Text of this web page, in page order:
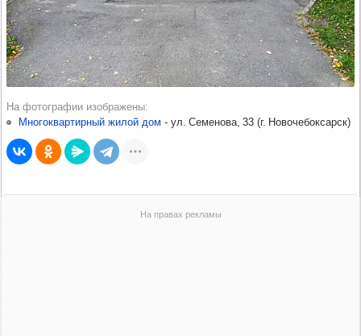
На фотографии изображены
Многоквартирный жилой дом -​ ул. Семенова, 33 (г. Новочебоксарск)